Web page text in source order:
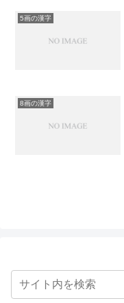
5画の漢字
8画の漢字